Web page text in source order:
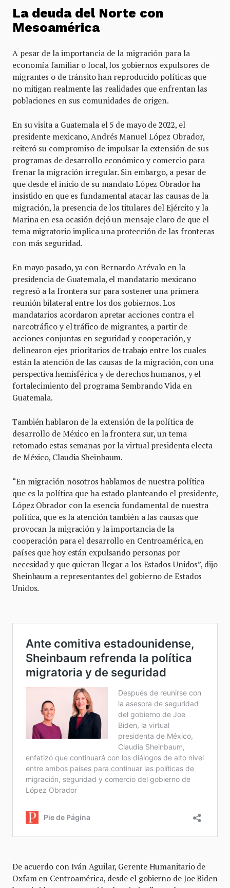
La deuda del Norte con
Mesoamérica
A pesar de la importancia de la migración para la
economía familiar o local, los gobiernos expulsores de
migrantes o de tránsito han reproducido políticas que
no mitigan realmente las realidades que enfrentan las
poblaciones en sus comunidades de origen.
En su visita a Guatemala el 5 de mayo de 2022, el
presidente mexicano, Andrés Manuel López Obrador,
reiteró su compromiso de impulsar la extensión de sus
programas de desarrollo económico y comercio para
frenar la migración irregular. Sin embargo, a pesar de
que desde el inicio de su mandato López Obrador ha
insistido en que es fundamental atacar las causas de la
migración, la presencia de los titulares del Ejército y la
Marina en esa ocasión dejó un mensaje claro de que el
tema migratorio implica una protección de las fronteras
con más seguridad.
En mayo pasado, ya con Bernardo Arévalo en la
presidencia de Guatemala, el mandatario mexicano
regresó a la frontera sur para sostener una primera
reunión bilateral entre los dos gobiernos. Los
mandatarios acordaron apretar acciones contra el
narcotráfico y el tráfico de migrantes, a partir de
acciones conjuntas en seguridad y cooperación, y
delinearon ejes prioritarios de trabajo entre los cuales
están la atención de las causas de la migración, con una
perspectiva hemisférica y de derechos humanos, y el
fortalecimiento del programa Sembrando Vida en
Guatemala.
También hablaron de la extensión de la política de
desarrollo de México en la frontera sur, un tema
retomado estas semanas por la virtual presidenta electa
de México, Claudia Sheinbaum.
“En migración nosotros hablamos de nuestra política
que es la política que ha estado planteando el presidente,
López Obrador con la esencia fundamental de nuestra
política, que es la atención también a las causas que
provocan la migración y la importancia de la
cooperación para el desarrollo en Centroamérica, en
países que hoy están expulsando personas por
necesidad y que quieran llegar a los Estados Unidos”, dijo
Sheinbaum a representantes del gobierno de Estados
Unidos.
De acuerdo con Iván Aguilar, Gerente Humanitario de
Oxfam en Centroamérica, desde el gobierno de Joe Biden